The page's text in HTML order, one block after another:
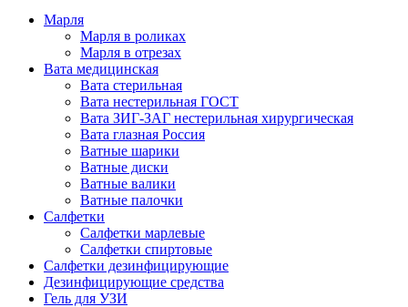
Марля
Марля в роликах
Марля в отрезах
Вата медицинская
Вата стерильная
Вата нестерильная ГОСТ
Вата ЗИГ-ЗАГ нестерильная хирургическая
Вата глазная Россия
Ватные шарики
Ватные диски
Ватные валики
Ватные палочки
Салфетки
Салфетки марлевые
Салфетки спиртовые
Салфетки дезинфицирующие
Дезинфицирующие средства
Гель для УЗИ